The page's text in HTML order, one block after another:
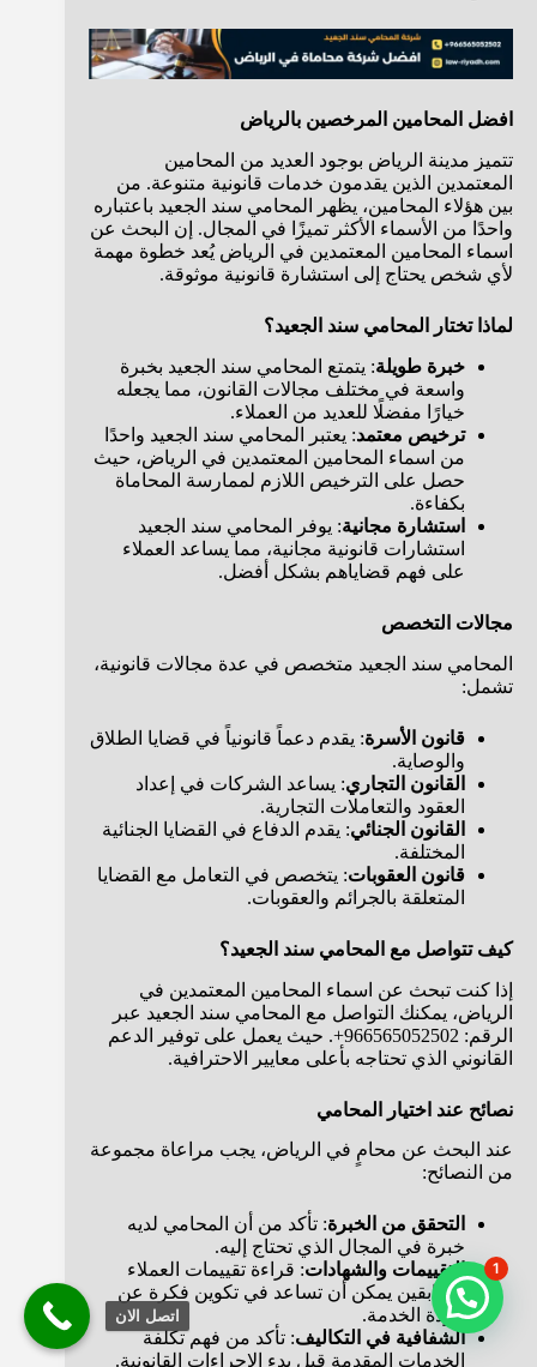
افضل المحامين المرخصين بالرياض
تتميز مدينة الرياض بوجود العديد من المحامين
المعتمدين الذين يقدمون خدمات قانونية متنوعة. من
بين هؤلاء المحامين، يظهر المحامي سند الجعيد باعتباره
واحدًا من الأسماء الأكثر تميزًا في المجال. إن البحث عن
اسماء المحامين المعتمدين في الرياض يُعد خطوة مهمة
لأي شخص يحتاج إلى استشارة قانونية موثوقة.
لماذا تختار المحامي سند الجعيد؟
خبرة طويلة: يتمتع المحامي سند الجعيد بخبرة
واسعة في مختلف مجالات القانون، مما يجعله
خيارًا مفضلًا للعديد من العملاء.
ترخيص معتمد: يعتبر المحامي سند الجعيد واحدًا
من اسماء المحامين المعتمدين في الرياض، حيث
حصل على الترخيص اللازم لممارسة المحاماة
بكفاءة.
استشارة مجانية: يوفر المحامي سند الجعيد
استشارات قانونية مجانية، مما يساعد العملاء
على فهم قضاياهم بشكل أفضل.
مجالات التخصص
المحامي سند الجعيد متخصص في عدة مجالات قانونية،
تشمل:
قانون الأسرة: يقدم دعماً قانونياً في قضايا الطلاق
والوصاية.
القانون التجاري: يساعد الشركات في إعداد
العقود والتعاملات التجارية.
القانون الجنائي: يقدم الدفاع في القضايا الجنائية
المختلفة.
قانون العقوبات: يتخصص في التعامل مع القضايا
المتعلقة بالجرائم والعقوبات.
كيف تتواصل مع المحامي سند الجعيد؟
إذا كنت تبحث عن اسماء المحامين المعتمدين في
الرياض، يمكنك التواصل مع المحامي سند الجعيد عبر
الرقم: 966565052502+. حيث يعمل على توفير الدعم
القانوني الذي تحتاجه بأعلى معايير الاحترافية.
نصائح عند اختيار المحامي
عند البحث عن محامٍ في الرياض، يجب مراعاة مجموعة
من النصائح:
التحقق من الخبرة: تأكد من أن المحامي لديه
خبرة في المجال الذي تحتاج إليه.
التقييمات والشهادات: قراءة تقييمات العملاء
السابقين يمكن أن تساعد في تكوين فكرة عن
جودة الخدمة.
الشفافية في التكاليف: تأكد من فهم تكلفة
الخدمات المقدمة قبل بدء الإجراءات القانونية.
1
اتصل الان